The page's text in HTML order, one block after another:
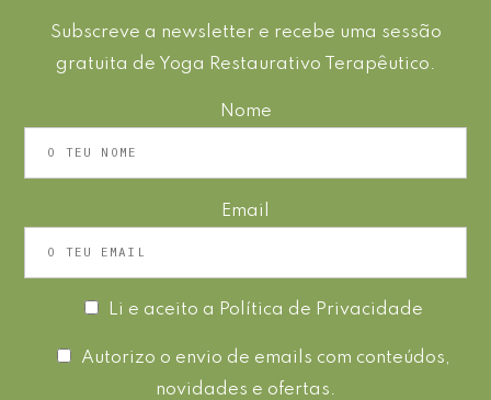
Subscreve a newsletter e recebe uma sessão
gratuita de Yoga Restaurativo Terapêutico.
Nome
Email
Li e aceito a Política de Privacidade
Autorizo o envio de emails com conteúdos,
novidades e ofertas.